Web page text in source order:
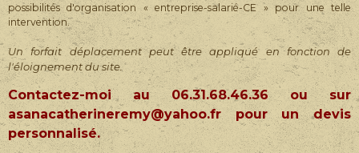
possibilités d'organisation « entreprise-salarié-CE » pour une telle
intervention.
Un forfait déplacement peut être appliqué en fonction de
l'éloignement du site.
Contactez-moi au 06.31.68.46.36 ou sur
asanacatherineremy@yahoo.fr pour un devis
personnalisé.